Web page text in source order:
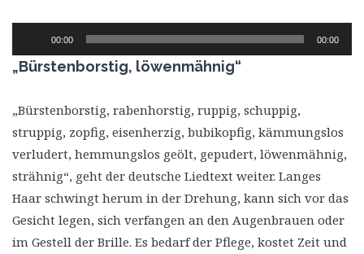
Player
00:00 00:00
„Bürstenborstig, löwenmähnig“
„Bürstenborstig, rabenhorstig, ruppig, schuppig,
struppig, zopfig, eisenherzig, bubikopfig, kämmungslos
verludert, hemmungslos geölt, gepudert, löwenmähnig,
strähnig“, geht der deutsche Liedtext weiter. Langes
Haar schwingt herum in der Drehung, kann sich vor das
Gesicht legen, sich verfangen an den Augenbrauen oder
im Gestell der Brille. Es bedarf der Pflege, kostet Zeit und